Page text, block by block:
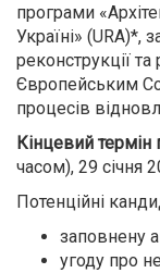
програми
Україні»
реконструкції
Європейським
процесів
Кінцевий термін
часом), 29 січня
Потенційні
заповнену
угоду про